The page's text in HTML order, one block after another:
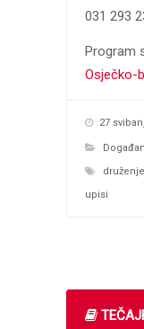
031 293
Program
Osječko-
27
druženje
upisi